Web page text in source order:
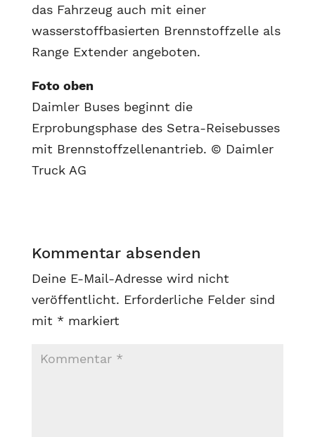
das Fahrzeug auch mit einer
wasserstoffbasierten Brennstoffzelle als
Range Extender angeboten.
Foto oben
Daimler Buses beginnt die
Erprobungsphase des Setra-Reisebusses
mit Brennstoffzellenantrieb. © Daimler
Truck AG
Kommentar absenden
Deine E-Mail-Adresse wird nicht
veröffentlicht. Erforderliche Felder sind
mit * markiert